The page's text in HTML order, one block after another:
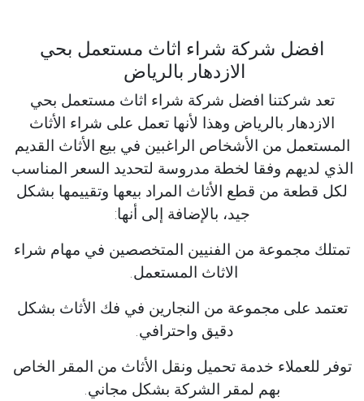
افضل شركة شراء اثاث مستعمل بحي
الازدهار بالرياض
تعد شركتنا افضل شركة شراء اثاث مستعمل بحي
الازدهار بالرياض وهذا لأنها تعمل على شراء الأثاث
المستعمل من الأشخاص الراغبين في بيع الأثاث القديم
الذي لديهم وفقا لخطة مدروسة لتحديد السعر المناسب
لكل قطعة من قطع الأثاث المراد بيعها وتقييمها بشكل
جيد، بالإضافة إلى أنها:
تمتلك مجموعة من الفنيين المتخصصين في مهام شراء
الاثاث المستعمل.
تعتمد على مجموعة من النجارين في فك الأثاث بشكل
دقيق واحترافي.
توفر للعملاء خدمة تحميل ونقل الأثاث من المقر الخاص
بهم لمقر الشركة بشكل مجاني.